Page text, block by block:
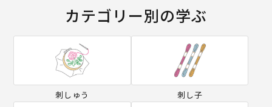
カテゴリー別の学ぶ
刺しゅう 刺し子